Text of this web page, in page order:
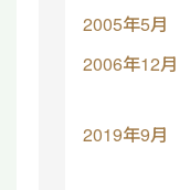
2005年5月
2006年12月
2019年9月